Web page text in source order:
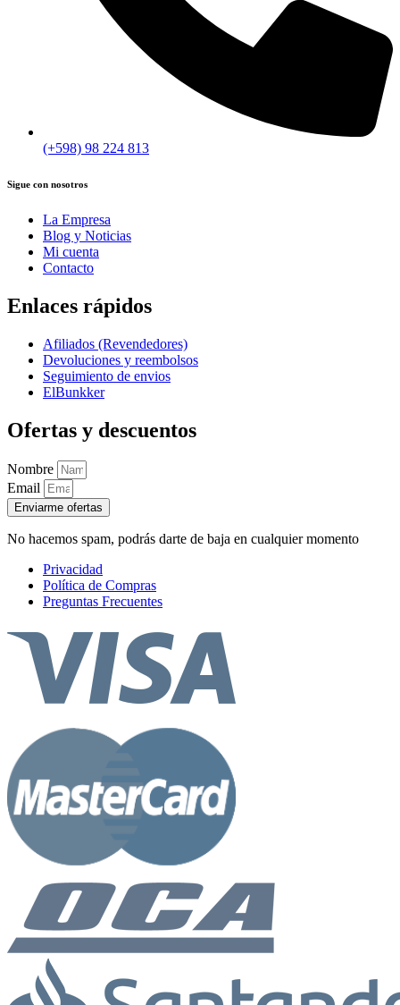
(+598) 98 224 813
Sigue con nosotros
La Empresa
Blog y Noticias
Mi cuenta
Contacto
Enlaces rápidos
Afiliados (Revendedores)
Devoluciones y reembolsos
Seguimiento de envios
ElBunkker
Ofertas y descuentos
Nombre
Email
Enviarme ofertas
No hacemos spam, podrás darte de baja en cualquier momento
Privacidad
Política de Compras
Preguntas Frecuentes